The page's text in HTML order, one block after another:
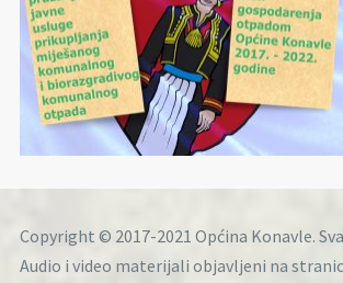
Copyright © 2017-2021 Općina Konavle.
Audio i video materijali objavljeni na